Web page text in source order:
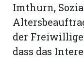
Imthurn,
der
dass das